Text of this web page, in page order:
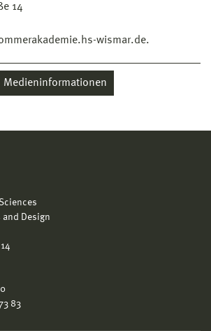
14
wismar.de.
Medieninformationen
Design
83